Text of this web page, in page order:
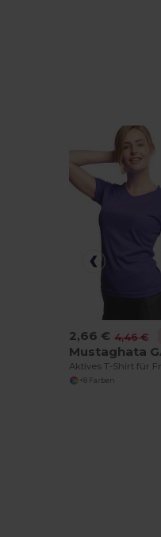
2,66 € 4,46 €
+8 Farben